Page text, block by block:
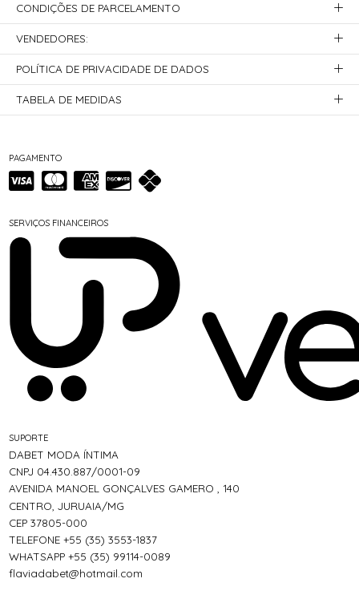
PAGAMENTO
SERVIÇOS FINANCEIROS
SUPORTE
DABET MODA ÍNTIMA
CNPJ 04.430.887/0001-09
AVENIDA MANOEL GONÇALVES GAMERO , 140
CENTRO, JURUAIA/MG
CEP 37805-000
TELEFONE +55 (35) 3553-1837
WHATSAPP +55 (35) 99114-0089
flaviadabet@hotmail.com
CONDIÇÕES DE PARCELAMENTO
VENDEDORES:
POLÍTICA DE PRIVACIDADE DE DADOS
TABELA DE MEDIDAS